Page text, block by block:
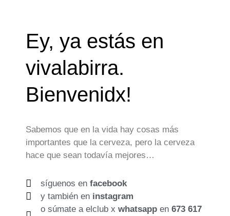
Ey, ya estás en
vivalabirra.
Bienvenidx!
Sabemos que en la vida hay cosas más
importantes que la cerveza, pero la cerveza
hace que sean todavía mejores…
síguenos en facebook
y también en instagram
o súmate a elclub x whatsappen 673 617